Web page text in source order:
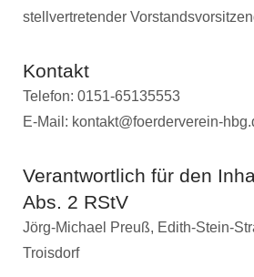
stellvertretender
Kontakt
Telefon: 0151-65135553
E-Mail: kontakt@foerderverein-
Verantwortlich für den
Abs. 2 RStV
Jörg-Michael Preuß, Edith-Stein-
Troisdorf